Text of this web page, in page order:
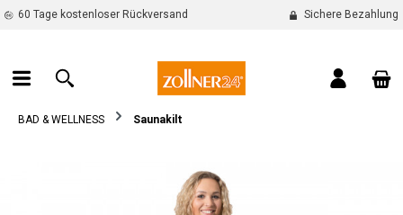
springen
60 Tage kostenloser Rückversand Sichere Bezahlung
BAD & WELLNESS Saunakilt